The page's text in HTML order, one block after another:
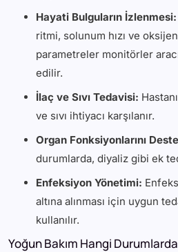
Hayati Bulguların İzlenmesi:
ritmi, solunum hızı ve
parametreler monitörler
edilir.
İlaç ve Sıvı Tedavisi:
ve sıvı ihtiyacı karşılanır.
Organ Fonksiyonlarını
durumlarda, diyaliz gibi ek
Enfeksiyon Yönetimi:
altına alınması için uygun
kullanılır.
Yoğun Bakım Hangi